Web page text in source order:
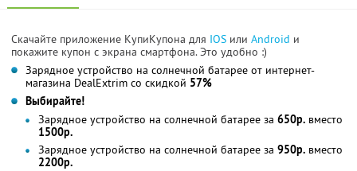
Скачайте приложение КупиКупона для IOS или Android и
покажите купон с экрана смартфона. Это удобно :)
Зарядное устройство на солнечной батарее от интернет-
магазина DealExtrim со скидкой 57%
Выбирайте!
Зарядное устройство на солнечной батарее за 650р. вместо
1500р.
Зарядное устройство на солнечной батарее за 950р. вместо
2200р.